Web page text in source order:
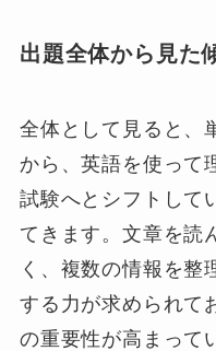
出題全体から見た
全体として見ると、
から、英語を使って
試験へとシフトして
てきます。文章を読
く、複数の情報を整
する力が求められて
の重要性が高まって